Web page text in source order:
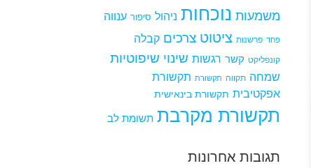
משמעות נוכחות ניהול סיפור ענווה
פחד פרשנות ציטוט צרכים קבלה
קונפליקט קשר רגשות שינוי שיפוטיות
שמחה תקווה תקשורת תקשורת
אפקטיבית תקשורת בינאישית
תקשורת מקרבת תשומת לב
תגובות אחרונות